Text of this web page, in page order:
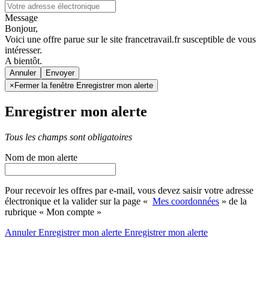
Message
Bonjour,
Voici une offre parue sur le site francetravail.fr susceptible de vous
intéresser.
A bientôt.
Annuler
× Fermer la fenêtre Enregistrer mon alerte
Enregistrer mon alerte
Tous les champs sont obligatoires
Nom de mon alerte
Pour recevoir les offres par e-mail, vous devez saisir votre adresse
électronique et la valider sur la page « Mes coordonnées » de la
rubrique « Mon compte »
AnnulerEnregistrer mon alerte Enregistrermon alerte